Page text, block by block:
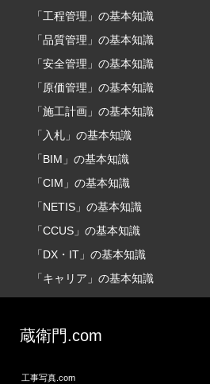
「工程管理」の基本知識
「品質管理」の基本知識
「安全管理」の基本知識
「原価管理」の基本知識
「施工計画」の基本知識
「入札」の基本知識
「BIM」の基本知識
「CIM」の基本知識
「NETIS」の基本知識
「CCUS」の基本知識
「DX・IT」の基本知識
「キャリア」の基本知識
蔵衛門.com
工事写真.com